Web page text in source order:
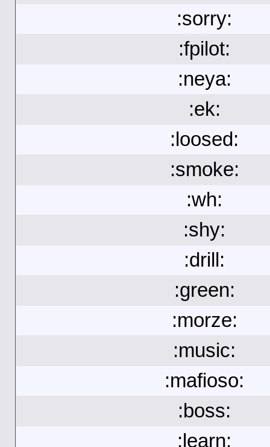
:sorry:
:fpilot:
:neya:
:ek:
:loosed:
:smoke:
:wh:
:shy:
:drill:
:green:
:morze:
:music:
:mafioso:
:boss:
:learn: